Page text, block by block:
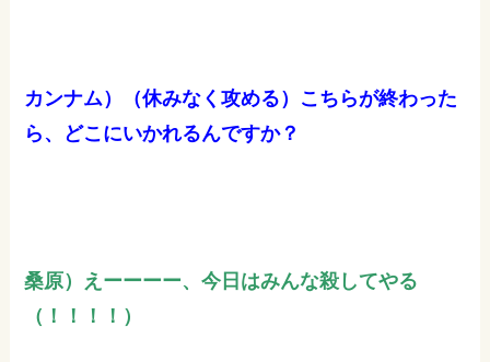
カンナム）（休みなく攻める）こちらが終わった
ら、どこにいかれるんですか？
桑原）えーーーー、今日はみんな殺してやる
（！！！！）